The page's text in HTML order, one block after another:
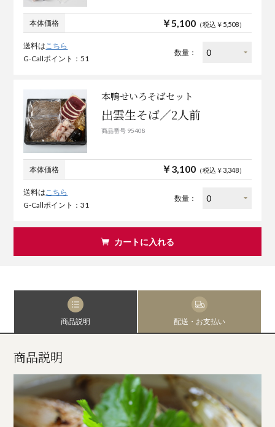
本体価格 ￥5,100（税込￥5,508）
送料はこちら
G-Callポイント：51
数量：
本鴨せいろそばセット
出雲生そば／2人前
商品番号 95408
本体価格 ￥3,100（税込￥3,348）
送料は こちら
G-Callポイント：31
数量：
カートに入れる
商品説明 配送・お支払い
商品説明